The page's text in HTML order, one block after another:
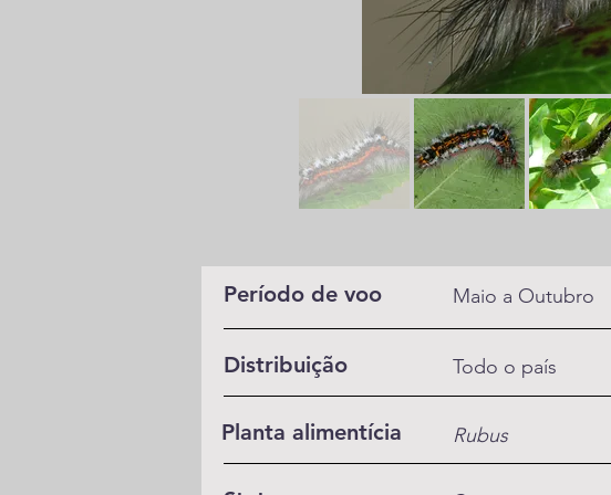
Período de voo Maio a Outubro
Distribuição Todo o país
Planta alimentícia Rubus